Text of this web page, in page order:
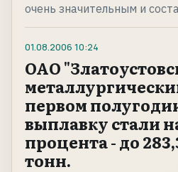
очень значительным и
01.08.2006 10:24
ОАО
первом
выплавку стали
процента - до
тонн.